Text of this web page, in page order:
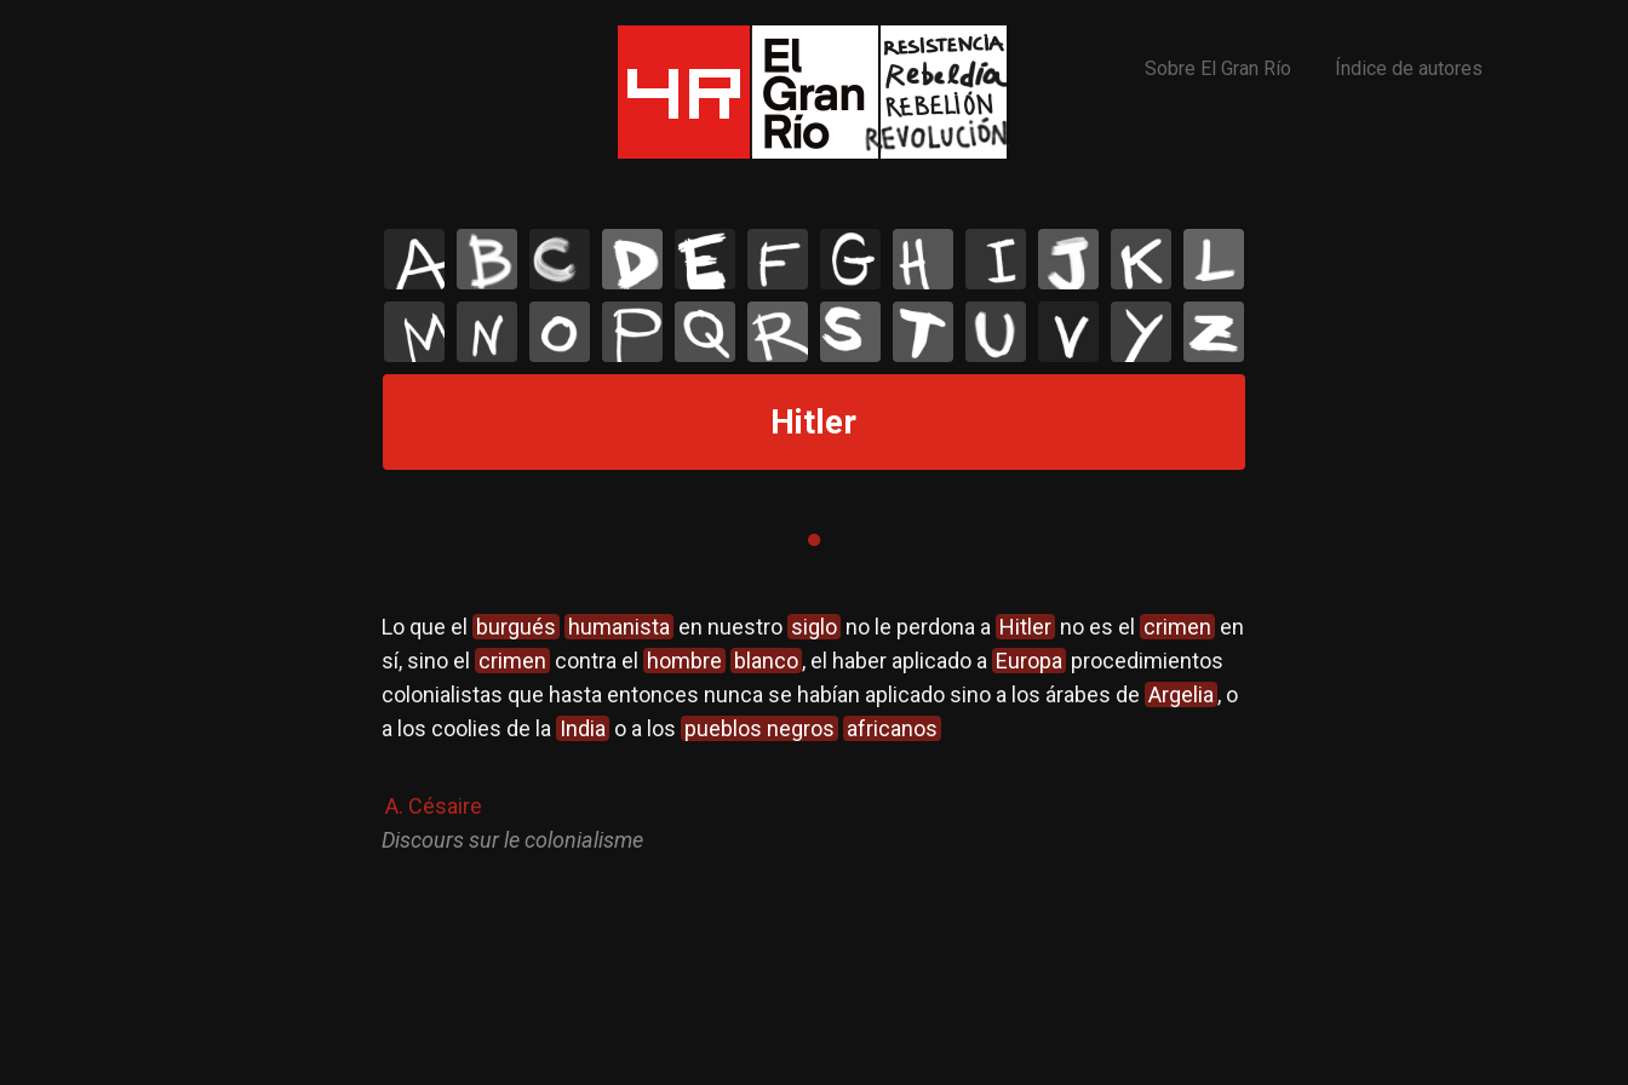
Sobre El Gran Río Índice de autores
A B C D E F G H J K
L
Hitler
Lo que el burgués humanista en nuestro siglo no le perdona a Hitler no es el crimen en
sí, sino el
crimen contra el hombre blanco, el haber aplicado a Europa procedimientos
colonialistas que hasta entonces nunca se habían aplicado sino a los árabes de Argelia, o
a los coolies de la India o a los pueblos negros africanos
A. Césaire
Discours sur le colonialisme